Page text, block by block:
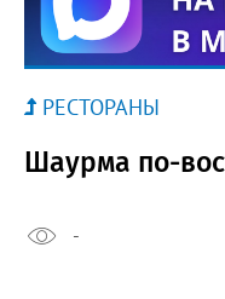
РЕСТОРАНЫ
Шаурма по-
-